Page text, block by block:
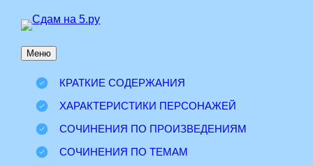
Перейти
содержимому
Меню
КРАТКИЕ СОДЕРЖАНИЯ
ХАРАКТЕРИСТИКИ ПЕРСОНАЖЕЙ
СОЧИНЕНИЯ ПО ПРОИЗВЕДЕНИЯМ
СОЧИНЕНИЯ ПО ТЕМАМ